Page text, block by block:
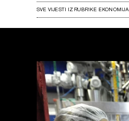
SVE VIJESTI IZ RUBRIKE EKONOMIJA